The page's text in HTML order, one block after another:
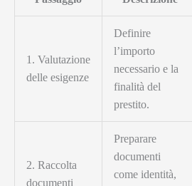
1. Valutazione
delle esigenze
Definire
l’importo
necessario e la
finalità del
prestito.
2. Raccolta
documenti
Preparare
documenti
come identità,